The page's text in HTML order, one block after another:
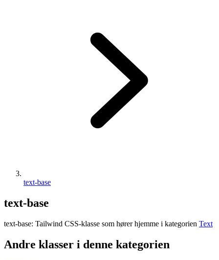
text-base
text-base
text-base: Tailwind CSS-klasse som hører hjemme i kategorien Text
Andre klasser i denne kategorien